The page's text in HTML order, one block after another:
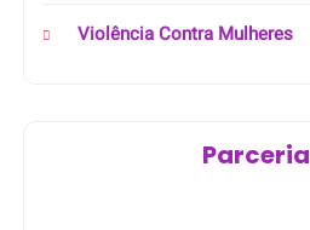
Violência Contra Mulheres
Parceria